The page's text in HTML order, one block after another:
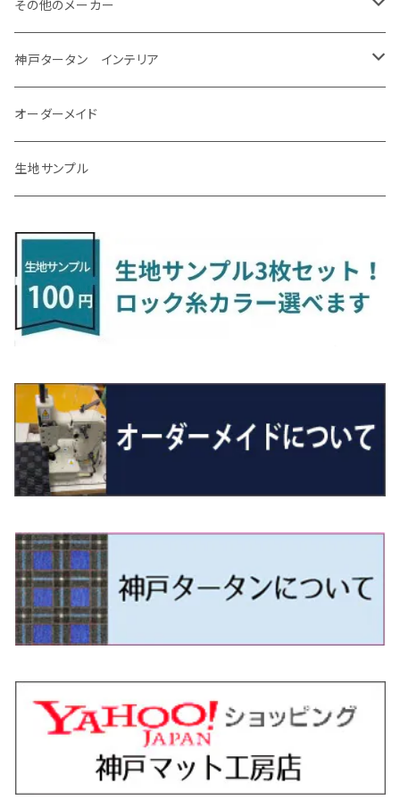
アクア
H23/12～R3/7 NHP10
R3/7～ MXPK系
アベンシス
H23/9～H30/4 270系
アリオン
H23/10～R3/3 260系
アルファード/ヴェルファイアＨＶ
H27/1～R5/6 30系
R5/6～ 40系
H24/4～29/10 20系
ヴィッツ
H22/12～R2/3 130系
ヴォクシー
H26/1～R4/1 80系
R4/1～ 90系
エスクァイア
H26/10～R3/12 80系
エスティマ
H18/1～H24/5（前期）
H24/5～R1/10（後期）
エスティマ・ハイブリッド
H18/6～H24/5（前期）
H24/5～R1/10（後期）
オーリス
H24/8～H30/3 180系
カムリ
H24/5～ 160系
カローラ・クロス
カローラ・スポーツ
ＬＳ６００ｈ
H19/5～H29/10
ＬＳ５００/ＬＳ５００ｈ
H29/10～
ＬＸ
H27/9～R3/10 URJ201W
ＮＸ
R3/11～ 20系
H26/10～
ＲＸ
H27/10～R4/7 20系5人乗
H29/12～R4/7 20系7人乗
R4/11～ 10系
ＵＸ
H30/11～
R8/7～ E53
オーラ
R3/8～ E13
ＮＶ３５０キャラバン
H24/6～ E26 3人乗
H24/6～ E26 5・6人乗
キューブ
H14/10～R2/3 Z11・Z12
キックス
R2/6~R8/6 15系(e-POWER)
R8/6～ 16系
H11/6～H16/10 Y34
サクラ
R4/5～ B6AW
シーマ
H13/1～R4/8 F50・Y51
シルビア
H3/1～H11/1 S13・S14
H11/1～H14/11 S15
シルフィ
H24/12～R3/10 TB17
ジューク
H22/6～R2/6 F15
スカイライン
H13/6～H18/11 V35
H26/2～ V37
スカイライン・クロスオーバー
H11/6～H16/10 Y34
H1/6～H11/6 Y30
セレナ
H22/11～H28/9 C26
サンバーバン/ディアス
H11/2～H24/2 TV系
H24/4～R4/1 S3系
サンバートラック
H24/2～H26/9 S200系
H26/9～ S500系
シフォン
H28/12～R1/7 LA600/610
ジャスティ
H23/5～ LA100系
ソルテラ
R4/5~ XEAM10X・YEAM15X
ディアスワゴン
H21/9～R2/4 S300系
トレジア
H22/11～H28/3 120系
フォレスター
H14/2～ SG/SH/SJ/SK系
プレオ
H22/4～H30/3 L275/285
プレオプラス
H24/12～H29/5 LA300/310
レヴォーグ
H15/6～R2/8 BN/BM/BL系
レガシィアウトバック
H15/10～ BP/BR/BS/BT系
レガシィツーリングワゴン
ＭＡＺＤＡ３
R1/5～ BP系
ＭＡＺＤＡ６
R1/8～ GJ系
ＭＸ－３０
R2/10～ DREJ3P
アクセラ/アクセラ・スポーツ
H24/11～R1/8 GJ系
キャロル
H27/1～ HB36/37/97S
キャロルエコ
H24/11～H27/1 HB35S
スクラム
H17/9～ DG64/DG17
スクラムトラック
H25/9～ DG16T
デミオ
H19/7～R1/7 DE/DJ系
ビアンテ
H20/7～30/3 CC系
ファミリア バン
H30/6～ 160系
H24/10～ MJ系
フレアクロスオーバー
H26/1～ MS系
グランマックストラック
R2/9～ S403/413P
コペン
H14/6～ L880/LA400K
タフト
R2/6～ LA900/910S
タント
R1/7～ LA650/660
H28/11～ M900系
ハイゼット・キャディー
H28/6～R3/9 LA700V
ハイゼット・カーゴ
H16/12～ S300/S700系
ハイゼット・トラック
H11/1～ S200/S500系
ブーン
H28/4～R5/12 M700系
ミラ
H18/12～ L275/285
ミラ・イース
H23/9～ LA300系
ミラ・ココア
H30/6～ LA550/560S
ムーヴ
H26/12～R5/7 LA150/160S
ムーヴキャンバス
アルトラパンLC
R4/6～ HE33S
イグニス
H28/2～ FF21S
エスクード
H17/5～H27/10 TA/TD系
エブリィ
H13/9～ DA系
クロスビー(XBEE)
H29/12～R7/10 MN71S
ジムニー
H3/6～ JA/JB系
ジムニーノマド
R7/4～ JC74W
ジムニーワイド/ジムニーシエラ
H10/1～H14/1 JB33/43W
H14/1～ JB43/74W
スイフト/スイフトスポーツ
H22/9～ スイフト
H23/12～
スペーシア/スペーシアカスタム/スペーシアギア
H25/3～R5/11
R5/11～ MK54S・MK94S
スペーシアベース
H23/1～H27/8 MA15S
H27/8～R2/12 MA26/36/46S
ハスラー
H26/1～ MR系
ｅｋワゴン
H25/6～ B11W/B30系
ｅｋカスタム/ｅｋクロス
H25/6～H31/3 ｅｋカスタム
H31/3～ ｅｋクロス
ekクロスEV
R4/6～ B5AW
アイミーブ
H24/10～R2/12 GF系
アウトランダーＰＨＥＶ
H25/1～ GG/GN系 5人乗
エクリプスクロス/エクリプスクロスPHEV
H30/3～ GK/GL系
タウンボックス
H26/2～ DS17/64W
ディグニティ
H24/7～H29/1 BHGY51
デリカＤ：２
H23/3～ MB系
デリカＤ：３
H23/10～H31/4 BM20 7人乗
デリカＤ：５
R5/5～ B30系/BA系
パジェロ
H18/10～R1/8 7人乗ロング V90系
NBOX/NBOXカスタム
H23/12～H29/9 JF1/2
H29/9～R5/10 JF3/4
NBOXプラス/NBOXプラスカスタム
H24/7～H29/8 JF1/2
NBOXスラッシュ
H26/12～R2/2 JF1/2
NBOXジョイ
H24/11～R2/3 JG1・JG2
R2/11～ JG3・JG4
N-ONE e:
R7/9~ JG5
N-VAN
H30/7～ JJ1・JJ2
N-VAN e:
R6/10~ JJ3
N‐WGN/N‐WGNカスタム
H25/11～ JH1・JH2・JH3・JH4
S660
H27/4～R3/12 JW5
WR-V
R6/3～ DG5
ZR-V
H11/6～H30/7 バン HH5・HH6
H21/12～R3/4 トラック
アコード・アコードハイブリッド
H25/6～R2/2 CR系
アルテオン
H29/10～ ３HD系
ゴルフ
H25/4～R3/4 AU系
R3/6～ CDD系
H16/4～28/1 １T系 トゥラン
シャラン
H23/2～ 7N系
Tクロス
R2/7～ A1D系
ティグアン
H20/9～H29/1 5NC系
トゥアレグ
H15/9～H30/4 7L/7P系
パサート
H23/5～H27/7 3CCAX
H27/7～ 3CC/3CD系
ザ・ビートル
H24/4～R3/4 16C系
ポロ
H21/10～H30/3 6RC系
H30/3～ AW系
Ａクラス
H24/11～30/10
H30/10～
Ｂクラス
H24/4～R1/6
Ｃクラス
H26/7～R4/2
ＣＬＡクラス
H27/6～R1/8
ＣＬＳクラス
H30/6～
Ｅクラス
H28/7～
ＧＬＡクラス
H26/5～R2/6
ＧＬＥクラス
R1/6～
Ｓクラス
H25/10～R3/10
Ｖクラス
H27/4～
その他のメーカー
MINI
MINIクロスオーバー
神戸タータン インテリア
ラグマット
ラグマットセカンド（L）
ラグマットミニ（S）
オーダーメイド
生地サンプル